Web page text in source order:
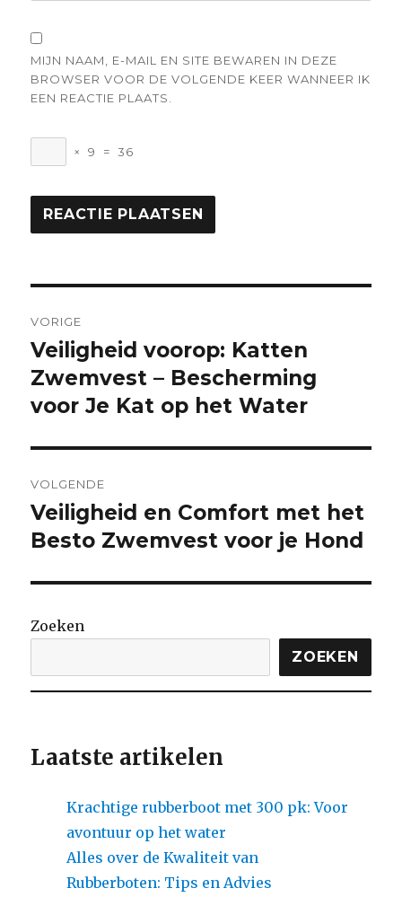
MIJN NAAM, E-MAIL EN SITE BEWAREN IN DEZE
BROWSER VOOR DE VOLGENDE KEER WANNEER IK
EEN REACTIE PLAATS.
× 9 = 36
VORIGE
Vorige
bericht:
Veiligheid voorop: Katten
Zwemvest – Bescherming
voor Je Kat op het Water
VOLGENDE
Volgende
bericht:
Veiligheid en Comfort met het
Besto Zwemvest voor je Hond
Zoeken
ZOEKEN
Laatste artikelen
Krachtige rubberboot met 300 pk: Voor
avontuur op het water
Alles over de Kwaliteit van
Rubberboten: Tips en Advies